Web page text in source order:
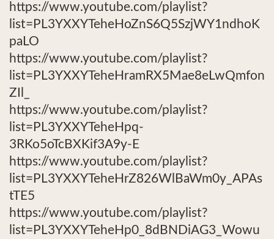
https://www.youtube.com/playlist?
list=PL3YXXYTeheHoZnS6Q5SzjWY1ndhoK
paLO
https://www.youtube.com/playlist?
list=PL3YXXYTeheHramRX5Mae8eLwQmfon
ZIl_
https://www.youtube.com/playlist?
list=PL3YXXYTeheHpq-
3RKo5oTcBXKif3A9y-E
https://www.youtube.com/playlist?
list=PL3YXXYTeheHrZ826WlBaWm0y_APAs
tTE5
https://www.youtube.com/playlist?
list=PL3YXXYTeheHp0_8dBNDiAG3_Wowu